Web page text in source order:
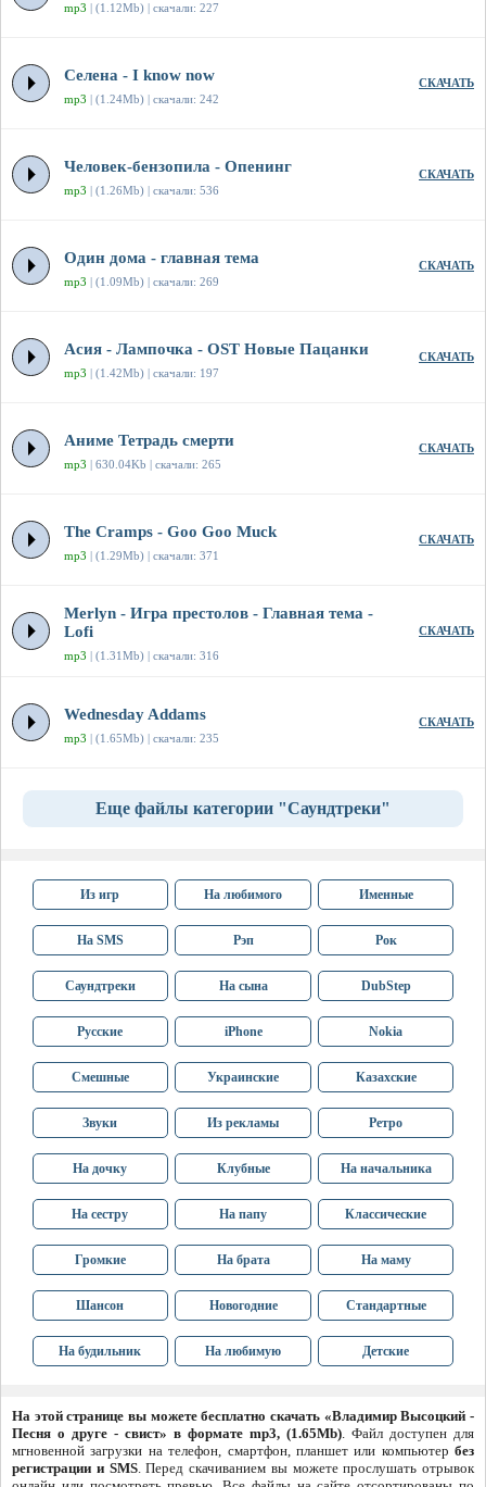
mp3 | (1.12Mb) | скачали: 227
Селена - I know now
mp3 | (1.24Mb) | скачали: 242
СКАЧАТЬ
Человек-бензопила - Опенинг
mp3 | (1.26Mb) | скачали: 536
СКАЧАТЬ
Один дома - главная тема
mp3 | (1.09Mb) | скачали: 269
СКАЧАТЬ
Асия - Лампочка - OST Новые Пацанки
mp3 | (1.42Mb) | скачали: 197
СКАЧАТЬ
Аниме Тетрадь смерти
mp3 | 630.04Kb | скачали: 265
СКАЧАТЬ
The Cramps - Goo Goo Muck
mp3 | (1.29Mb) | скачали: 371
СКАЧАТЬ
Merlyn - Игра престолов - Главная тема -
Lofi
mp3 | (1.31Mb) | скачали: 316
СКАЧАТЬ
Wednesday Addams
mp3 | (1.65Mb) | скачали: 235
СКАЧАТЬ
Еще файлы категории "Саундтреки"
Из игр На любимого Именные
На SMS Рэп Рок
Саундтреки На сына DubStep
Русские iPhone Nokia
Смешные Украинские Казахские
Звуки Из рекламы Ретро
На дочку Клубные На начальника
На сестру На папу Классические
Громкие На брата На маму
Шансон Новогодние Стандартные
На будильник На любимую Детские
На этой странице вы можете бесплатно скачать «Владимир Высоцкий -
Песня о друге - свист» в формате mp3, (1.65Mb). Файл доступен для
мгновенной загрузки на телефон, смартфон, планшет или компьютер без
регистрации и SMS. Перед скачиванием вы можете прослушать отрывок